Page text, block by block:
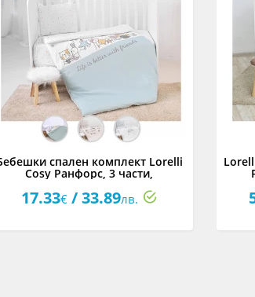
спален комплект Lorelli
Cosy Ранфорс, 3 части,
17.33€ / 33.89лв.